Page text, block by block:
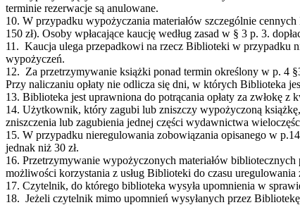
terminie rezerwacje są anulowane.
10. W przypadku wypożyczania materiałów szczególnie
150 zł). Osoby wpłacające kaucję według zasad w § 3 p. 3.
11. Kaucja ulega przepadkowi na rzecz Biblioteki w przypadku
wypożyczeń.
12. Za przetrzymywanie książki ponad termin określony w p. 4
Przy naliczaniu opłaty nie odlicza się dni, w których Biblioteka
13. Biblioteka jest uprawniona do potrącania opłaty za zwłokę z
14. Użytkownik, który zagubi lub zniszczy wypożyczoną
zniszczenia lub zagubienia jednej części wydawnictwa
15. W przypadku nieregulowania zobowiązania opisanego w
jednak niż 30 zł.
16. Przetrzymywanie wypożyczonych materiałów
możliwości korzystania z usług Biblioteki do czasu
17. Czytelnik, do którego biblioteka wysyła upomnienia w
18. Jeżeli czytelnik mimo upomnień wysyłanych przez